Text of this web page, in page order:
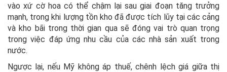
vào xứ cờ hoa có thể chậm lại sau giai đoạn tăng trưởng
mạnh, trong khi lượng tồn kho đã được tích lũy tại các cảng
và kho bãi trong thời gian qua sẽ đóng vai trò quan trọng
trong việc đáp ứng nhu cầu của các nhà sản xuất trong
nước.
Ngược lại, nếu Mỹ không áp thuế, chênh lệch giá giữa thị